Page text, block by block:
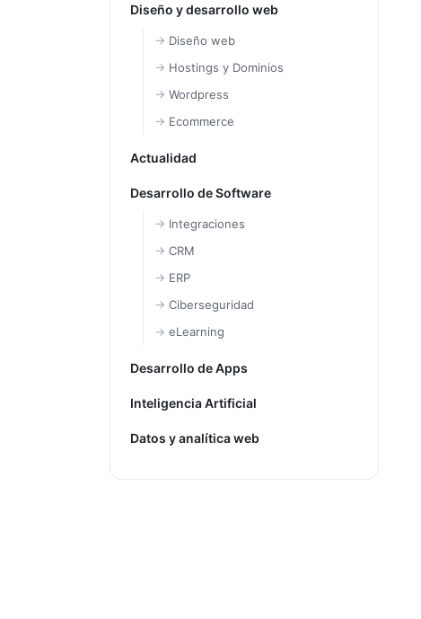
Diseño y desarrollo web
Diseño web
Hostings y Dominios
Wordpress
Ecommerce
Actualidad
Desarrollo de Software
Integraciones
CRM
ERP
Ciberseguridad
eLearning
Desarrollo de Apps
Inteligencia Artificial
Datos y analítica web